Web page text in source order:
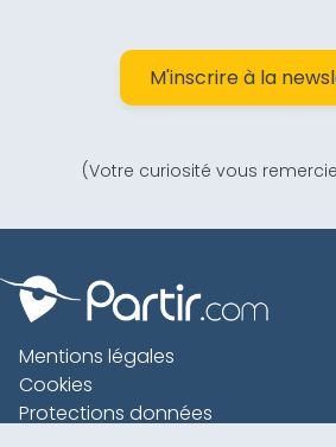
M'inscrire à la
(Votre curiosité vous
Mentions légales
Cookies
Protections données